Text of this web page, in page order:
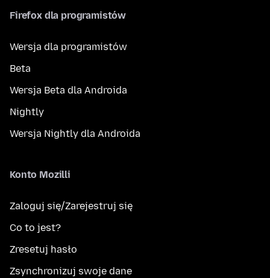
Firefox dla programistów
Wersja dla programistów
Beta
Wersja Beta dla Androida
Nightly
Wersja Nightly dla Androida
Konto Mozilli
Zaloguj się/Zarejestruj się
Co to jest?
Zresetuj hasło
Zsynchronizuj swoje dane